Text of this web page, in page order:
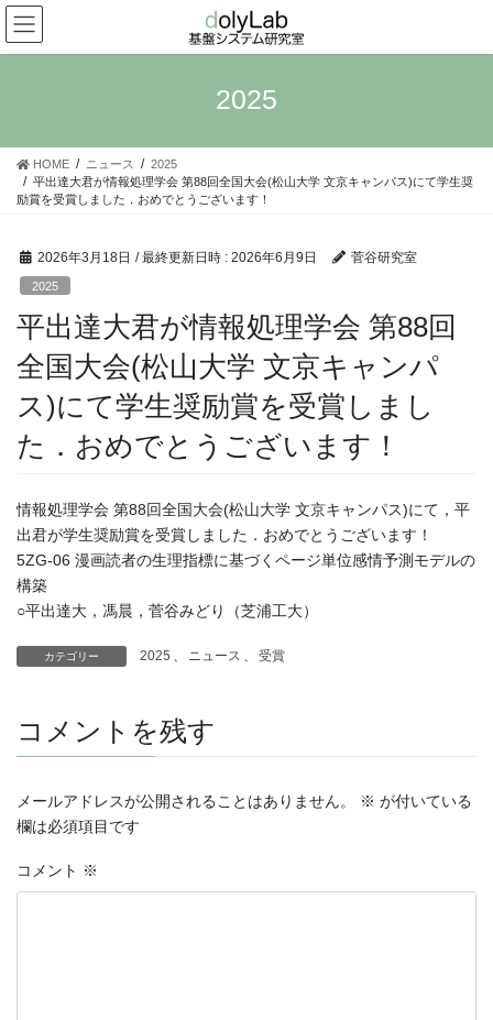
コ
ン
テ
ス
ナ
ビ
ゲ
ン
2025
HOME ニュース
2025
平出達大君が情報処理学会 第88回全国大会(松山大学 文京キャンパス)にて学生奨
励賞を受賞しました．おめでとうございます！
2026年3月18日 / 最終更新日時 : 2026年6月9日 菅谷研究室
2025
平出達大君が情報処理学会 第88回
全国大会(松山大学 文京キャンパ
ス)にて学生奨励賞を受賞しまし
た．おめでとうございます！
情報処理学会 第88回全国大会(松山大学 文京キャンパス)にて，平
出君が学生奨励賞を受賞しました．おめでとうございます！
5ZG-06 漫画読者の生理指標に基づくページ単位感情予測モデルの
構築
○平出達大，馮晨，菅谷みどり（芝浦工大）
カテゴリー 2025 、 ニュース 、 受賞
コメントを残す
メールアドレスが公開されることはありません。 ※ が付いている
欄は必須項目です
コメント ※